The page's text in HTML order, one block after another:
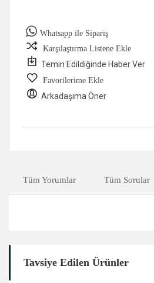
Whatsapp ile Sipariş
Karşılaştırma Listene Ekle
Temin Edildiğinde Haber Ver
Favorilerime Ekle
Arkadaşıma Öner
Tüm Yorumlar Tüm Sorular
Tavsiye Edilen Ürünler